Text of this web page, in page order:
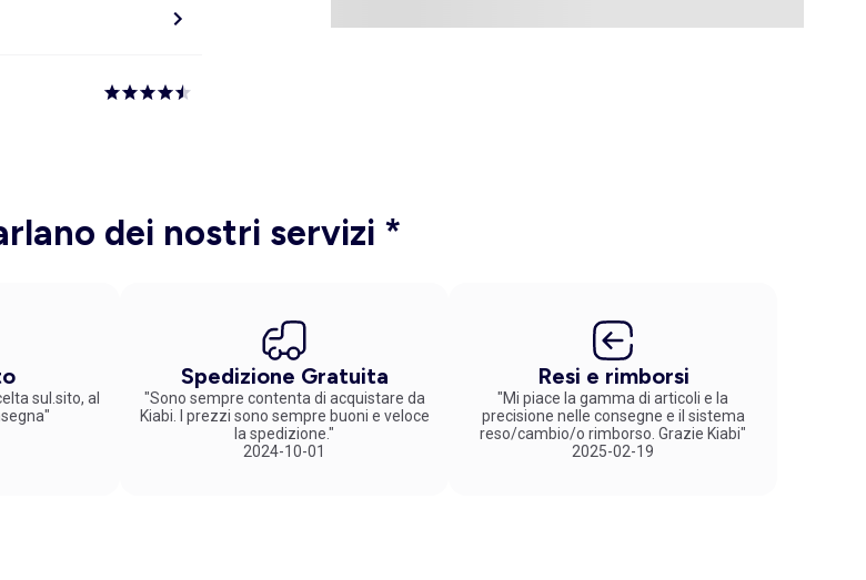
dei nostri servizi *
sul.sito, al
Spedizione Gratuita
"Sono sempre contenta di acquistare da
Kiabi. I prezzi sono sempre buoni e veloce
la spedizione."
2024-10-01
Resi e rimborsi
"Mi piace la gamma di articoli e la
precisione nelle consegne e il sistema
reso/cambio/o rimborso. Grazie Kiabi"
2025-02-19